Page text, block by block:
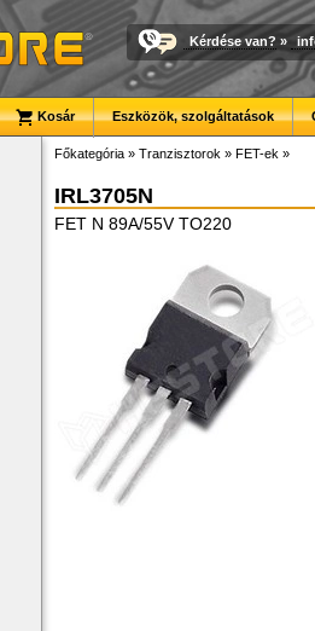
Kérdése van? »
Kosár Eszközök, szolgáltatások
Főkategória » Tranzisztorok » FET-ek »
IRL3705N
FET N 89A/55V TO220